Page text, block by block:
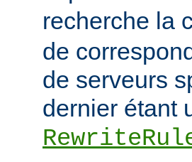
recherche la
de
de serveurs
dernier étant